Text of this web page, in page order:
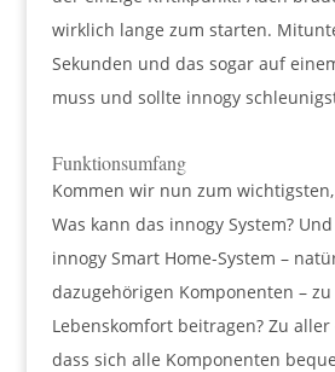
wirklich lange zum starten.
Sekunden und das sogar auf
muss und sollte innogy
Funktionsumfang
Kommen wir nun zum
Was kann das innogy System?
innogy Smart Home-System –
dazugehörigen Komponenten –
Lebenskomfort beitragen? Zu
dass sich alle Komponenten